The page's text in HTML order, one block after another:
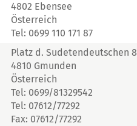
4802 Ebensee
Österreich
Tel: 0699 110 171 87
Platz d. Sudetendeutschen 8
4810 Gmunden
Österreich
Tel: 0699/81329542
Tel: 07612/77292
Fax: 07612/77292